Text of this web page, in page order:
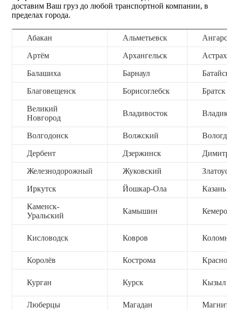
доставим Ваш груз до любой транспортной компании, в
пределах города.
Абакан Альметьевск
Артём Архангельск
Балашиха Барнаул
Благовещенск Борисоглебск Братск
Великий
Новгород
Владивосток
Волгодонск Волжский
Дербент Дзержинск
Железнодорожный Жуковский
Иркутск Йошкар-Ола Казань
Каменск-
Уральский
Камышин
Кисловодск Ковров
Королёв Кострома
Курган Курск Кызыл
Люберцы Магадан